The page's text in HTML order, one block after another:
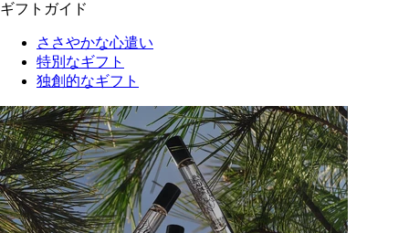
ギフトガイド
ささやかな心遣い
特別なギフト
独創的なギフト